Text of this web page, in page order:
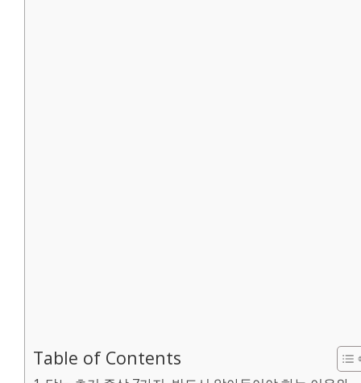
Table of Contents